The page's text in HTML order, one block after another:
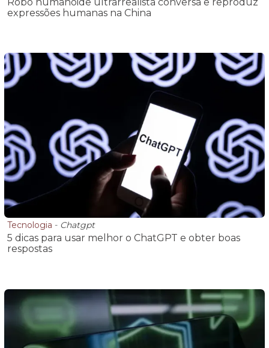
expressões humanas na China
Tecnologia - Chatgpt
5 dicas para usar melhor o ChatGPT e obter boas
respostas